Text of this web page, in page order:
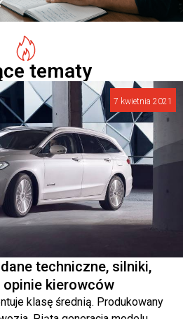
tematy
7 kwietnia 2021
techniczne, silniki,
kierowców
klasę średnią. Produkowany